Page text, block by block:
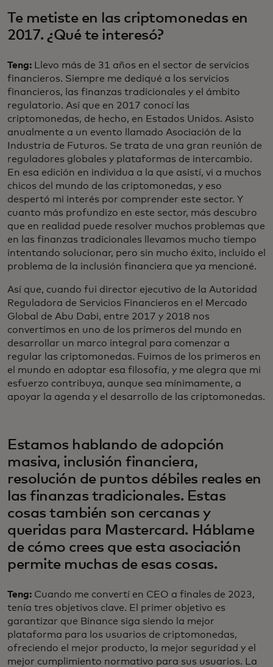
Te metiste en las criptomonedas en
2017. ¿Qué te interesó?
Teng: Llevo más de 31 años en el sector de servicios
financieros. Siempre me dediqué a los servicios
financieros, las finanzas tradicionales y el ámbito
regulatorio. Así que en 2017 conocí las
criptomonedas, de hecho, en Estados Unidos. Asisto
anualmente a un evento llamado Asociación de la
Industria de Futuros. Se trata de una gran reunión de
reguladores globales y plataformas de intercambio.
En esa edición en individua a la que asistí, vi a muchos
chicos del mundo de las criptomonedas, y eso
despertó mi interés por comprender este sector. Y
cuanto más profundizo en este sector, más descubro
que en realidad puede resolver muchos problemas que
en las finanzas tradicionales llevamos mucho tiempo
intentando solucionar, pero sin mucho éxito, incluido el
problema de la inclusión financiera que ya mencioné.
Así que, cuando fui director ejecutivo de la Autoridad
Reguladora de Servicios Financieros en el Mercado
Global de Abu Dabi, entre 2017 y 2018 nos
convertimos en uno de los primeros del mundo en
desarrollar un marco integral para comenzar a
regular las criptomonedas. Fuimos de los primeros en
el mundo en adoptar esa filosofía, y me alegra que mi
esfuerzo contribuya, aunque sea mínimamente, a
apoyar la agenda y el desarrollo de las criptomonedas.
Estamos hablando de adopción
masiva, inclusión financiera,
resolución de puntos débiles reales en
las finanzas tradicionales. Estas
cosas también son cercanas y
queridas para Mastercard. Háblame
de cómo crees que esta asociación
permite muchas de esas cosas.
Teng: Cuando me convertí en CEO a finales de 2023,
tenía tres objetivos clave. El primer objetivo es
garantizar que Binance siga siendo la mejor
plataforma para los usuarios de criptomonedas,
ofreciendo el mejor producto, la mejor seguridad y el
mejor cumplimiento normativo para sus usuarios. La